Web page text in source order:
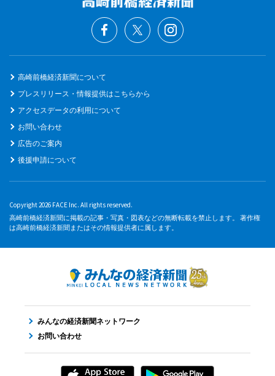
高崎前橋経済新聞について
プレスリリース・情報提供はこちらから
アクセスデータの利用について
お問い合わせ
広告のご案内
後援申請について
Copyright 2026 FACE Inc. All rights reserved.
高崎前橋経済新聞に掲載の記事・写真・図表などの無断転載を禁止します。 著作権
は高崎前橋経済新聞またはその情報提供者に属します。
みんなの経済新聞ネットワーク
お問い合わせ